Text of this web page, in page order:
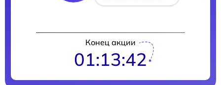
Конец акции
01:13:41